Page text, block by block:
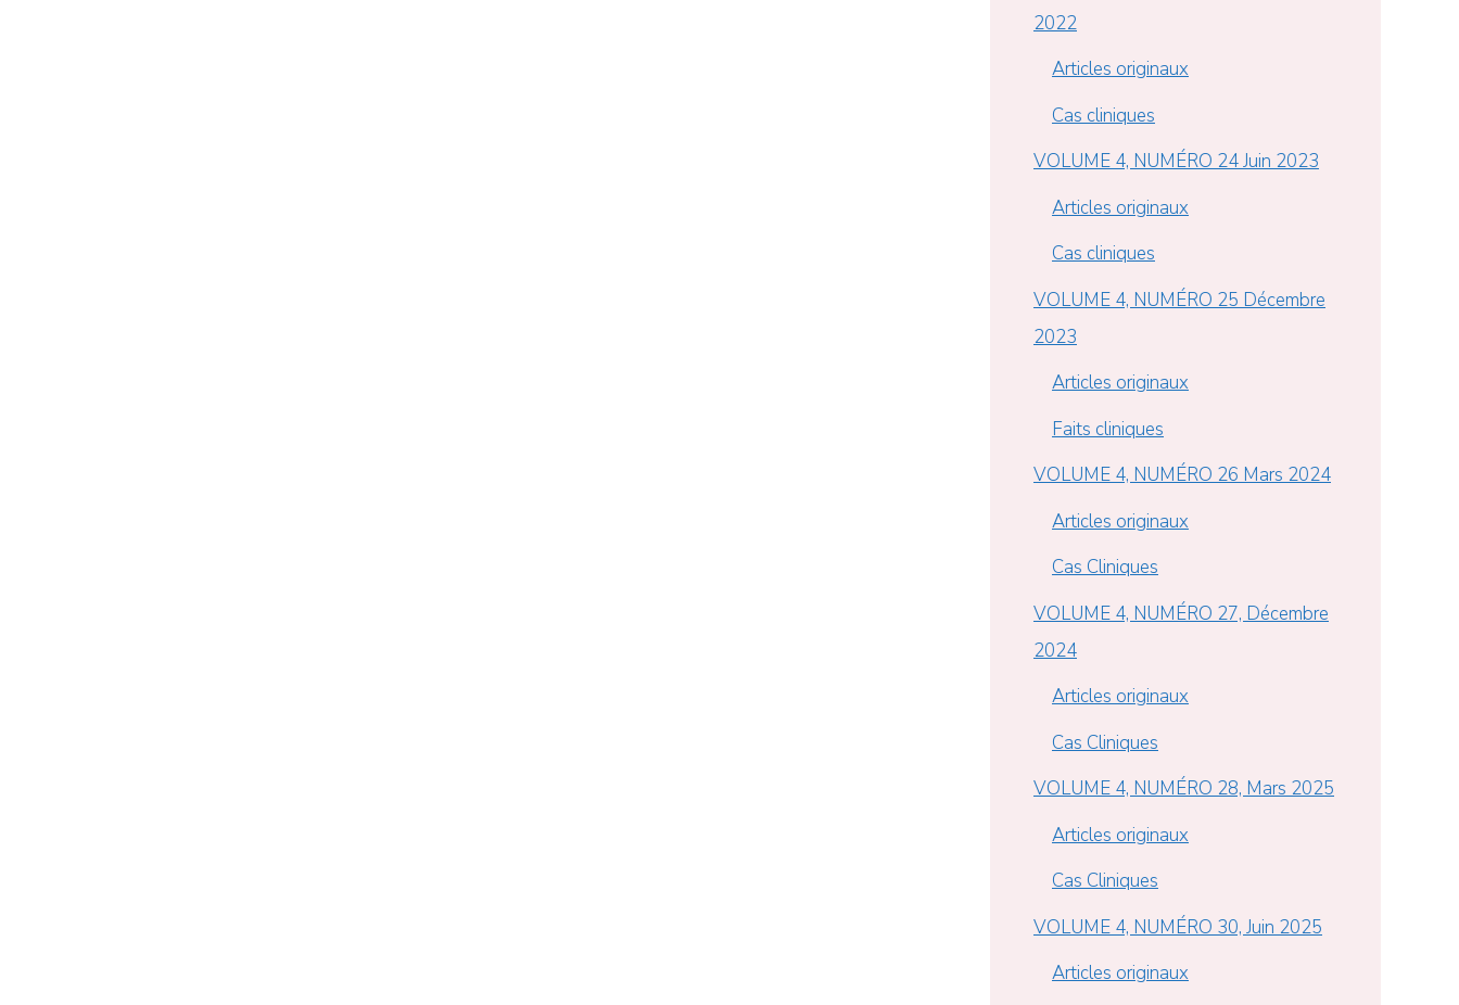
2022
Articles originaux
Cas cliniques
VOLUME 4, NUMÉRO 24 Juin 2023
Articles originaux
Cas cliniques
VOLUME 4, NUMÉRO 25 Décembre
2023
Articles originaux
Faits cliniques
VOLUME 4, NUMÉRO 26 Mars 2024
Articles originaux
Cas Cliniques
VOLUME 4, NUMÉRO 27, Décembre
2024
Articles originaux
Cas Cliniques
VOLUME 4, NUMÉRO 28, Mars 2025
Articles originaux
Cas Cliniques
VOLUME 4, NUMÉRO 30, Juin 2025
Articles originaux